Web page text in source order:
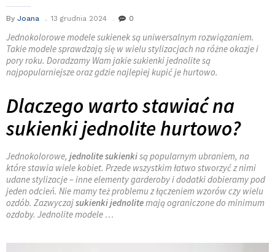
By Joana 13 grudnia 2024 0
Jednokolorowe modele sukienek są uniwersalnym rozwiązaniem.
Takie modele sprawdzają się w wielu stylizacjach na różne okazje i
pory roku. Doradzamy Wam jakie sukienki jednolite są
najpopularniejsze oraz gdzie najlepiej kupić je hurtowo.
Dlaczego warto stawiać na
sukienki jednolite hurtowo?
Jednokolorowe, jednolite sukienkisą popularnym ubraniem, na
które stawia wiele kobiet. Przede wszystkim łatwo stworzyć z nimi
udane stylizacje – inne elementy garderoby i dodatki dobieramy pod
jeden odcień. Nie mamy też problemu z łączeniem wzorów czy wielu
ozdób. Zazwyczajsukienki jednolitemają ograniczone do minimum
ozdoby. Jednolite modele …